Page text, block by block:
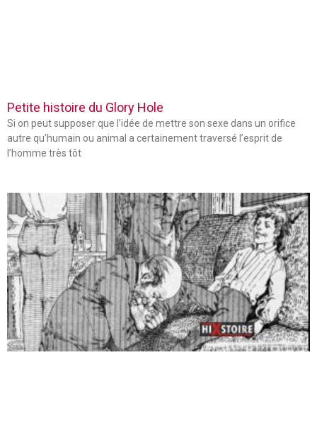
Petite histoire du Glory Hole
Si on peut supposer que l’idée de mettre son sexe dans un orifice
autre qu’humain ou animal a certainement traversé l’esprit de
l’homme très tôt